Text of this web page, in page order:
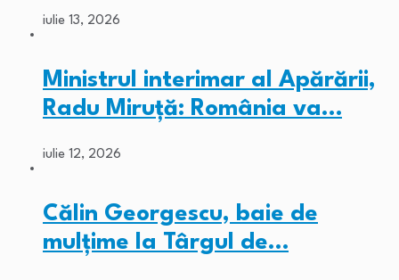
iulie 13, 2026
Ministrul interimar al Apărării,
Radu Miruță: România va…
iulie 12, 2026
Călin Georgescu, baie de
mulțime la Târgul de…